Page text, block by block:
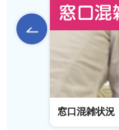
前のス
窓口混雑状況